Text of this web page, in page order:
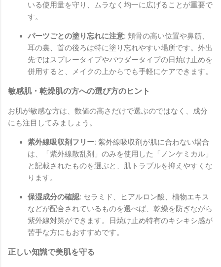
いる使用量を守り、ムラなく均一に広げることが重要で
す。
パーツごとの塗り忘れに注意: 頬骨の高い位置や鼻筋、
耳の裏、首の後ろは特に塗り忘れやすい場所です。外出
先ではスプレータイプやパウダータイプの日焼け止めを
併用すると、メイクの上からでも手軽にケアできます。
敏感肌・乾燥肌の方への選び方のヒント
お肌が敏感な方は、数値の高さだけで選ぶのではなく、成分
にも注目してみましょう。
紫外線吸収剤フリー: 紫外線吸収剤が肌に合わない場合
は、「紫外線散乱剤」のみを使用した「ノンケミカル」
と記載されたものを選ぶと、肌トラブルを抑えやすくな
ります。
保湿成分の確認: セラミド、ヒアルロン酸、植物エキス
などが配合されているものを選べば、乾燥を防ぎながら
紫外線対策ができます。日焼け止め特有のキシキシ感が
苦手な方にもおすすめです。
正しい知識で美肌を守る